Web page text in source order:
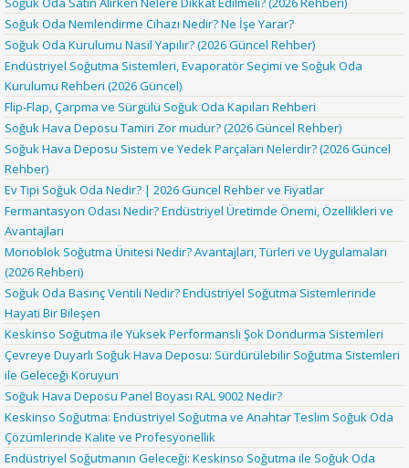
Soğuk Oda Nemlendirme Cihazı Nedir? Ne İşe Yarar?
Soğuk Oda Kurulumu Nasıl Yapılır? (2026 Güncel Rehber)
Endüstriyel Soğutma Sistemleri, Evaporatör Seçimi ve Soğuk Oda
Kurulumu Rehberi (2026 Güncel)
Flip-Flap, Çarpma ve Sürgülü Soğuk Oda Kapıları Rehberi
Soğuk Hava Deposu Tamiri Zor mudur? (2026 Güncel Rehber)
Soğuk Hava Deposu Sistem ve Yedek Parçaları Nelerdir? (2026 Güncel
Rehber)
Ev Tipi Soğuk Oda Nedir? | 2026 Güncel Rehber ve Fiyatlar
Fermantasyon Odası Nedir? Endüstriyel Üretimde Önemi, Özellikleri ve
Avantajları
Monoblok Soğutma Ünitesi Nedir? Avantajları, Türleri ve Uygulamaları
(2026 Rehberi)
Soğuk Oda Basınç Ventili Nedir? Endüstriyel Soğutma Sistemlerinde
Hayati Bir Bileşen
Keskinso Soğutma ile Yüksek Performanslı Şok Dondurma Sistemleri
Çevreye Duyarlı Soğuk Hava Deposu: Sürdürülebilir Soğutma Sistemleri
ile Geleceği Koruyun
Soğuk Hava Deposu Panel Boyası RAL 9002 Nedir?
Keskinso Soğutma: Endüstriyel Soğutma ve Anahtar Teslim Soğuk Oda
Çözümlerinde Kalite ve Profesyonellik
Endüstriyel Soğutmanın Geleceği: Keskinso Soğutma ile Soğuk Oda